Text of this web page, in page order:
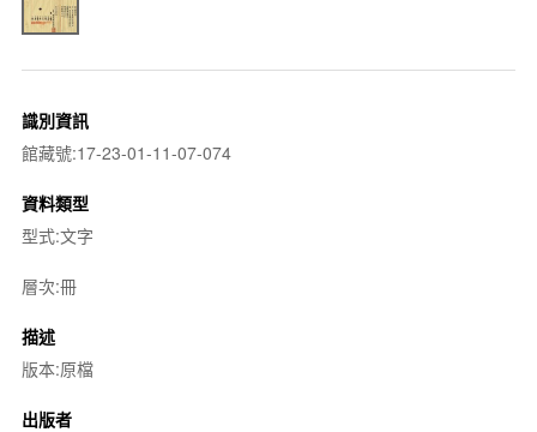
識別資訊
館藏號:17-23-01-11-07-074
資料類型
型式:文字
層次:冊
描述
版本:原檔
出版者